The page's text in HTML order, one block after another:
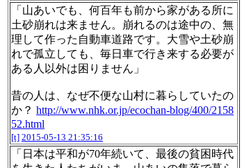
「山あいでも、何百年も前から家がある所に
土砂崩れは来ません。崩れるのは途中の、無
理して作った自動車道路です。大雪や土砂崩
れで孤立しても、毎日車で行き来する必要が
ある人以外は困りません」
昔の人は、なぜ不便な山村に暮らしていたの
か？ http://www.nhk.or.jp/ecochan-blog/400/2158
52.html
[t] 2015-05-13 21:35:16
「日本は平和が70年続いて、最後の貧困時代